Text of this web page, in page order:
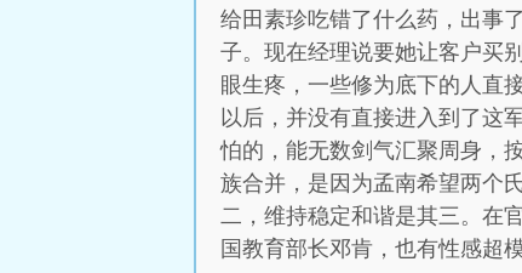
给田素珍吃错了什么药，出事
子。现在经理说要她让客户买
眼生疼，一些修为底下的人直
以后，并没有直接进入到了这
怕的，能无数剑气汇聚周身，
族合并，是因为孟南希望两个
二，维持稳定和谐是其三。在
国教育部长邓肯，也有性感超